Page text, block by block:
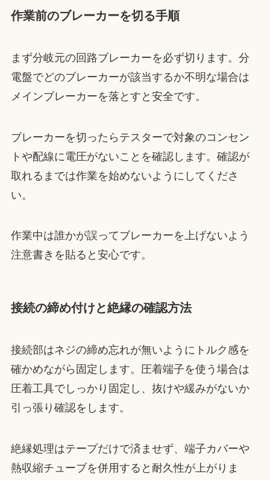
作業前のブレーカーを切る手順
まず分岐元の回路ブレーカーを必ず切ります。分
電盤でどのブレーカーが該当するか不明な場合は
メインブレーカーを落とすと安全です。
ブレーカーを切ったらテスターで対象のコンセン
トや配線に電圧がないことを確認します。確認が
取れるまでは作業を始めないようにしてくださ
い。
作業中は誰かが誤ってブレーカーを上げないよう
注意書きを貼ると安心です。
接続の締め付けと絶縁の確認方法
接続部はネジの締め忘れが無いようにトルク感を
確かめながら固定します。圧着端子を使う場合は
圧着工具でしっかり固定し、抜けや緩みがないか
引っ張り確認をします。
絶縁処理はテープだけで済ませず、端子カバーや
熱収縮チューブを併用すると耐久性が上がりま